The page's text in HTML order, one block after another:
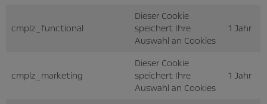
cmplz_functional
Dieser Cookie
speichert Ihre
Auswahl an Cookies
1 Jahr
cmplz_marketing
Dieser Cookie
speichert Ihre
Auswahl an Cookies
1 Jahr